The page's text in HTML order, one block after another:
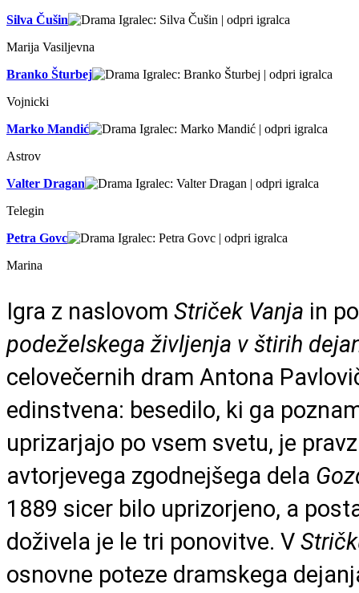
Silva Čušin
Marija Vasiljevna
Branko Šturbej
Vojnicki
Marko Mandić
Astrov
Valter Dragan
Telegin
Petra Govc
Marina
Igra z naslovom Striček Vanja in
podeželskega življenja v štirih
celovečernih dram Antona
edinstvena: besedilo, ki ga
uprizarjajo po vsem svetu, je
avtorjevega zgodnejšega dela
1889 sicer bilo uprizorjeno, a
doživela je le tri ponovitve. V
osnovne poteze dramskega